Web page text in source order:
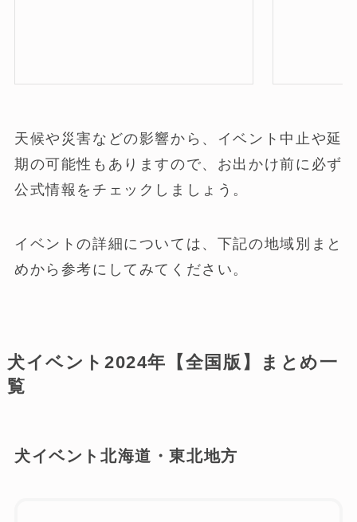
天候や災害などの影響から、イベント中止や延
期の可能性もありますので、お出かけ前に必ず
公式情報をチェックしましょう。
イベントの詳細については、下記の地域別まと
めから参考にしてみてください。
犬イベント2024年【全国版】まとめ一
覧
犬イベント北海道・東北地方